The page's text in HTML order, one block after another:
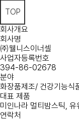
TOP
회사개요
회사명
㈜웰니스이너셀
사업자등록번호
394-86-02678
분야
화장품제조/ 건강기능식
대표 제품
미인나라 멀티밤스틱,
연락처